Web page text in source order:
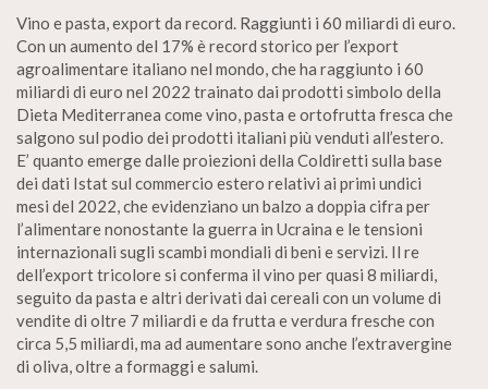
Vino e pasta, export da record. Raggiunti i 60 miliardi di euro.
Con un aumento del 17% è record storico per l’export
agroalimentare italiano nel mondo, che ha raggiunto i 60
miliardi di euro nel 2022 trainato dai prodotti simbolo della
Dieta Mediterranea come vino, pasta e ortofrutta fresca che
salgono sul podio dei prodotti italiani più venduti all’estero.
E’ quanto emerge dalle proiezioni della Coldiretti sulla base
dei dati Istat sul commercio estero relativi ai primi undici
mesi del 2022, che evidenziano un balzo a doppia cifra per
l’alimentare nonostante la guerra in Ucraina e le tensioni
internazionali sugli scambi mondiali di beni e servizi. Il re
dell’export tricolore si conferma il vino per quasi 8 miliardi,
seguito da pasta e altri derivati dai cereali con un volume di
vendite di oltre 7 miliardi e da frutta e verdura fresche con
circa 5,5 miliardi, ma ad aumentare sono anche l’extravergine
di oliva, oltre a formaggi e salumi.